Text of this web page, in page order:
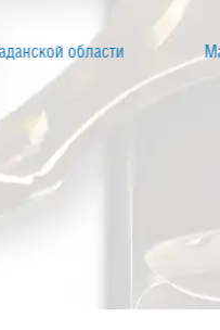
музыкально-